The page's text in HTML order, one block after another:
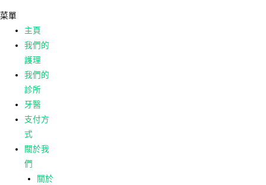
& 博
客
病人
反饋
顧客
評論
主頁
我們的
護理
菜單
主頁
我們的
護理
我們的
診所
牙醫
支付方
式
關於我
們
關於